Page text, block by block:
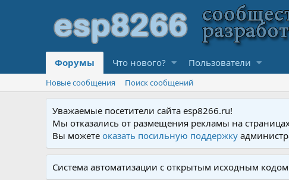
Форумы Что нового? Пользователи
Новые сообщения Поиск сообщений
Уважаемые посетители сайта esp8266.ru!
Мы отказались от размещения рекламы на
Вы можетеоказать посильную поддержку
Система автоматизации с открытым исходным